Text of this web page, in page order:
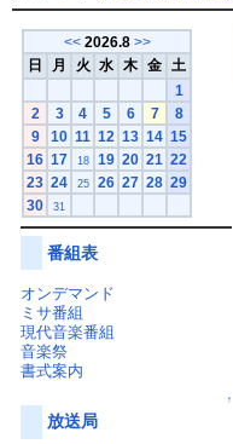
<< 2026.8 >>
日
月 火 水 木 金
土
1
2
3 4 5 6 7
8
9
10 11 12 13 14 15
16 17 18 19 20 21 22
23 24 25 26 27 28 29
30
31
番組表
オンデマンド
ミサ番組
現代音楽番組
音楽祭
書式案内
↑
放送局